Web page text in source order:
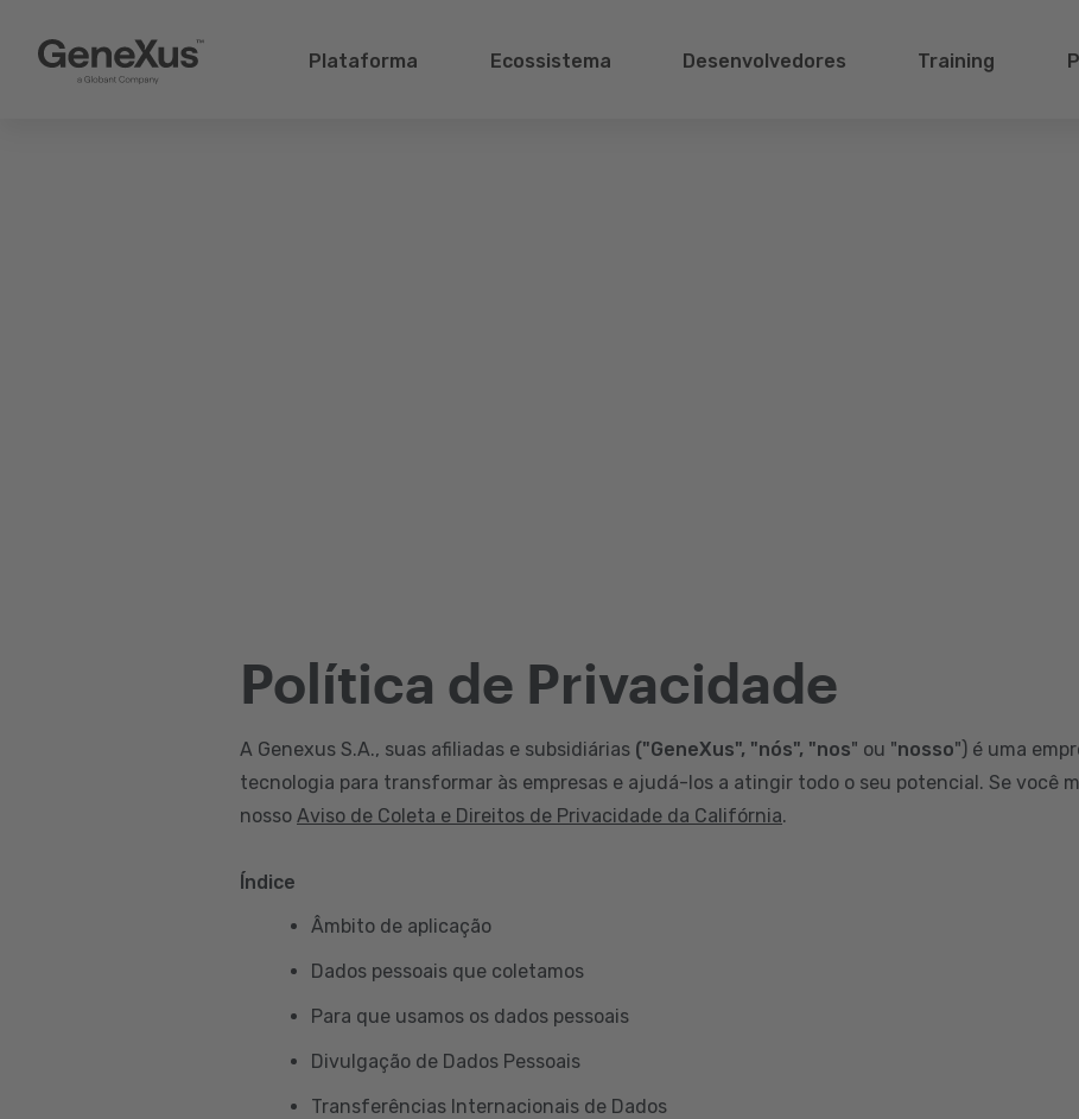
Plataforma Ecossistema Desenvolvedores Training
Política de Privacidade
A Genexus S.A., suas afiliadas e subsidiárias ("GeneXus", "nós", "nos" ou "nosso") é uma
tecnologia para transformar às empresas e ajudá-los a atingir todo o seu potencial. Se você
nosso Aviso de Coleta e Direitos de Privacidade da Califórnia.
Índice
Âmbito de aplicação
Dados pessoais que coletamos
Para que usamos os dados pessoais
Divulgação de Dados Pessoais
Transferências Internacionais de Dados